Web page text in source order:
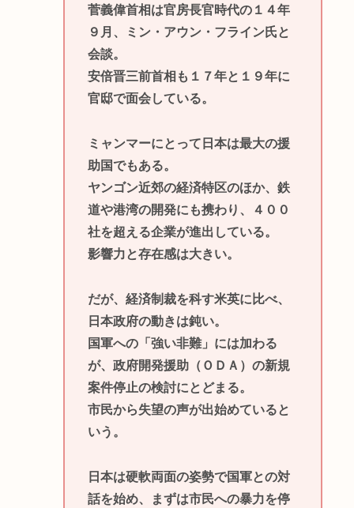
菅義偉首相は官房長官時代の１４年
９月、ミン・アウン・フライン氏と
会談。
安倍晋三前首相も１７年と１９年に
官邸で面会している。
ミャンマーにとって日本は最大の援
助国でもある。
ヤンゴン近郊の経済特区のほか、鉄
道や港湾の開発にも携わり、４００
社を超える企業が進出している。
影響力と存在感は大きい。
だが、経済制裁を科す米英に比べ、
日本政府の動きは鈍い。
国軍への「強い非難」には加わる
が、政府開発援助（ＯＤＡ）の新規
案件停止の検討にとどまる。
市民から失望の声が出始めていると
いう。
日本は硬軟両面の姿勢で国軍との対
話を始め、まずは市民への暴力を停